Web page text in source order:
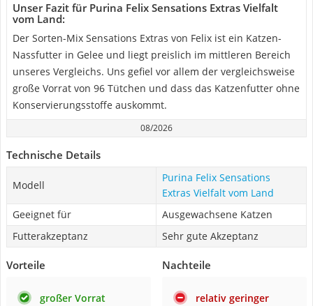
Unser Fazit für Purina Felix Sensations Extras Vielfalt
vom Land:
Der Sorten-Mix Sensations Extras von Felix ist ein Katzen-
Nassfutter in Gelee und liegt preislich im mittleren Bereich
unseres Vergleichs. Uns gefiel vor allem der vergleichsweise
große Vorrat von 96 Tütchen und dass das Katzenfutter ohne
Konservierungsstoffe auskommt.
08/2026
Technische Details
Modell
Purina Felix Sensations
Extras Vielfalt vom Land
Geeignet für
Ausgewachsene Katzen
Futterakzeptanz
Sehr gute Akzeptanz
Vorteile
großer Vorrat
Nachteile
relativ geringer